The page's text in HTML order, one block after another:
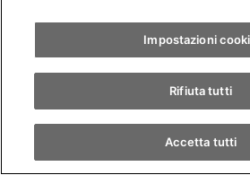
Diritto di scambio di 15
d’occasione
Controllo qualità
Assicurazione di
Trova
Impostazioni
Rifiuta tutti
Accetta tutti